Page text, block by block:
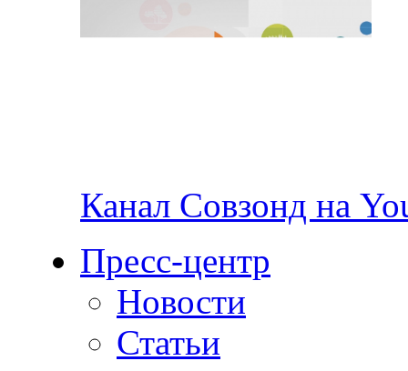
Канал Совзонд на
Пресс-центр
Новости
Статьи